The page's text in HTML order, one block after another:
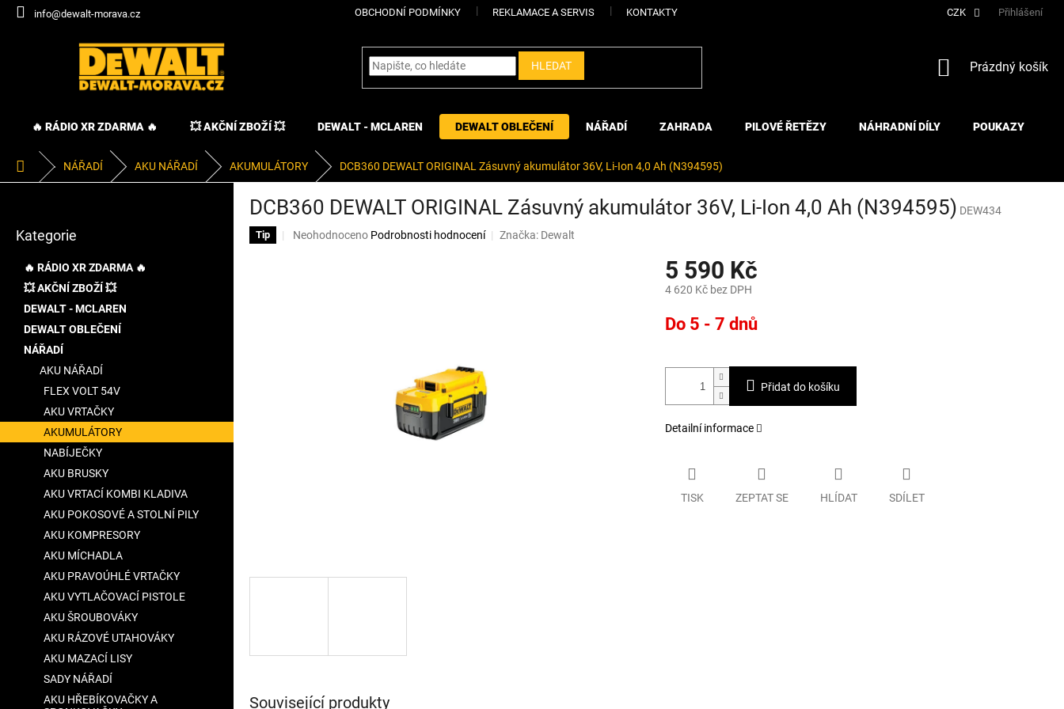
Přejít
info@dewalt-morava.cz OBCHODNÍ PODMÍNKY REKLAMACE A SERVIS KONTAKTY CZK Přihlášení
HLEDAT
NÁKUPNÍ
Prázdný košík
🔥 RÁDIO XR ZDARMA 🔥 💥 AKČNÍ ZBOŽÍ 💥 DEWALT - MCLAREN DEWALT OBLEČENÍ NÁŘADÍ ZAHRADA PILOVÉ ŘETĚZY NÁHRADNÍ DÍLY POUKAZY
Domů NÁŘADÍ AKU NÁŘADÍ AKUMULÁTORY DCB360 DEWALT ORIGINAL Zásuvný akumulátor 36V, Li-Ion 4,0 Ah (N394595)
l
kategorie
Kategorie
🔥 RÁDIO XR ZDARMA 🔥
💥 AKČNÍ ZBOŽÍ 💥
DEWALT - MCLAREN
DEWALT OBLEČENÍ
NÁŘADÍ
AKU NÁŘADÍ
FLEX VOLT 54V
AKU VRTAČKY
AKUMULÁTORY
NABÍJEČKY
AKU BRUSKY
AKU VRTACÍ KOMBI KLADIVA
AKU POKOSOVÉ A STOLNÍ PILY
AKU KOMPRESORY
AKU MÍCHADLA
AKU PRAVOÚHLÉ VRTAČKY
AKU VYTLAČOVACÍ PISTOLE
AKU ŠROUBOVÁKY
AKU RÁZOVÉ UTAHOVÁKY
AKU MAZACÍ LISY
SADY NÁŘADÍ
AKU HŘEBÍKOVAČKY A
DCB360 DEWALT ORIGINAL Zásuvný akumulátor 36V, Li-Ion 4,0 Ah (N394595) DEW434
Tip
Průměrné
Neohodnoceno Podrobnosti hodnocení Značka: Dewalt
5 590 Kč
4 620 Kč bez DPH
cena:
Do 5 - 7 dnů
Přidat do košíku
Detailní informace
TISK ZEPTAT SE HLÍDAT SDÍLET
Související produkty